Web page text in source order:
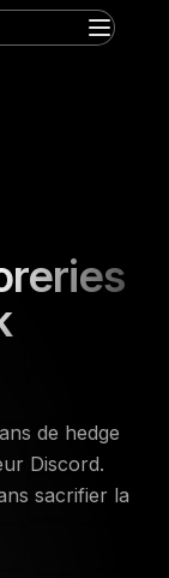
de hedge
Discord.
sacrifier la